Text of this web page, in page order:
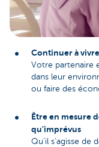
Continuer à
Votre partenaire
dans leur
ou faire des
Être en mesure
qu'imprévus
Qu'il s'agisse de